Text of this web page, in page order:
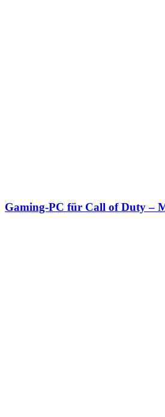
Gaming-PC für Call of Duty –